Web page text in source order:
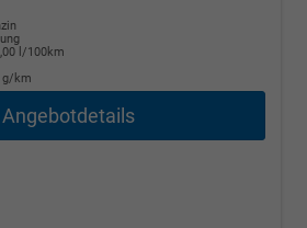
l/100km
g/km
Angebotdetails